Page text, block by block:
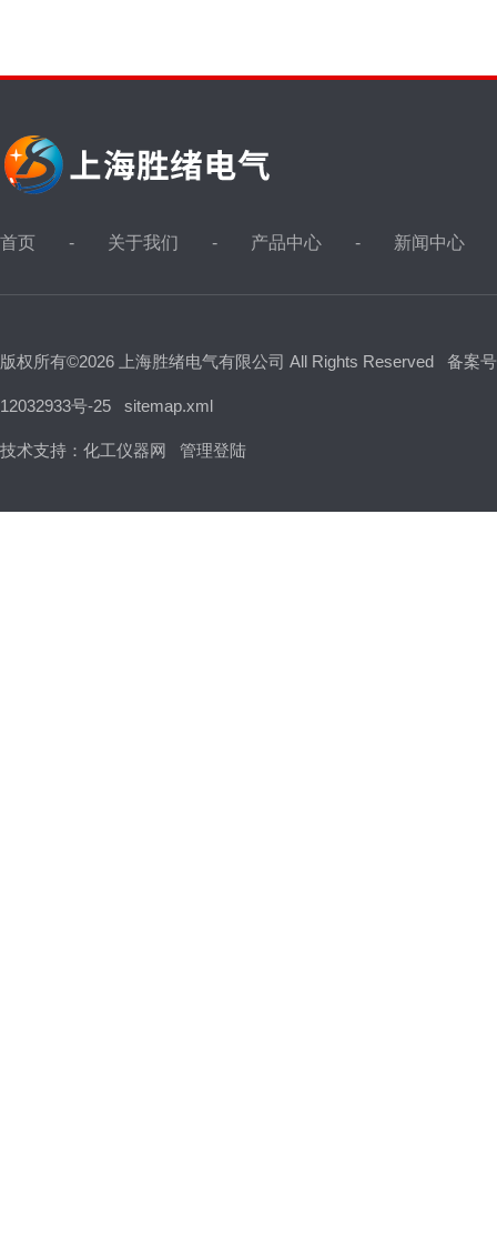
首页 关于我们 产品中心 新闻中心
版权所有©2026 上海胜绪电气有限公司 All Rights Reserved 备案
12032933号-25 sitemap.xml
技术支持： 化工仪器网 管理登陆